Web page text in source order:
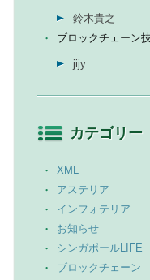
鈴木貴之
jijy
カテゴリー
XML
アステリア
インフォテリア
お知らせ
シンガポールLIFE
ブロックチェーン